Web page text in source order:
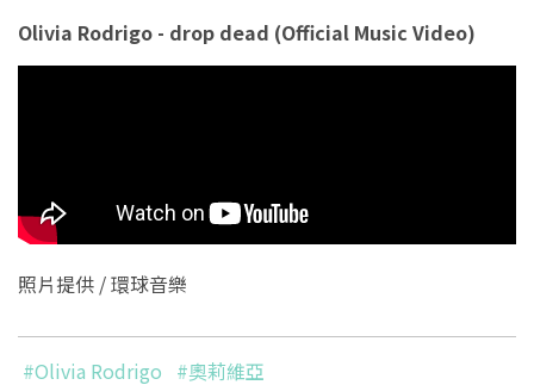
Olivia Rodrigo - drop dead (Official Music Video)
照片提供 / 環球音樂
#Olivia Rodrigo #奧莉維亞